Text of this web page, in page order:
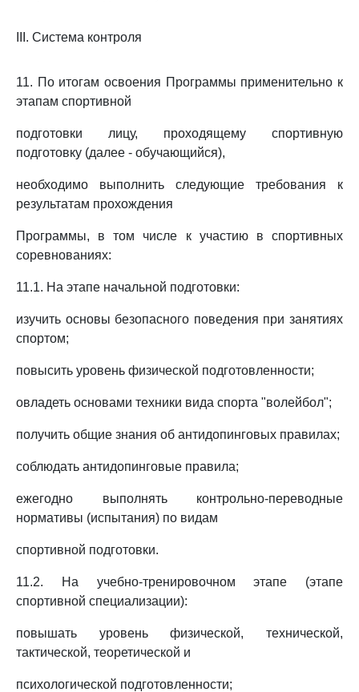
III. Система контроля
11. По итогам освоения Программы применительно к
этапам спортивной
подготовки лицу, проходящему спортивную
подготовку (далее - обучающийся),
необходимо выполнить следующие требования к
результатам прохождения
Программы, в том числе к участию в спортивных
соревнованиях:
11.1. На этапе начальной подготовки:
изучить основы безопасного поведения при занятиях
спортом;
повысить уровень физической подготовленности;
овладеть основами техники вида спорта "волейбол";
получить общие знания об антидопинговых правилах;
соблюдать антидопинговые правила;
ежегодно выполнять контрольно-переводные
нормативы (испытания) по видам
спортивной подготовки.
11.2. На учебно-тренировочном этапе (этапе
спортивной специализации):
повышать уровень физической, технической,
тактической, теоретической и
психологической подготовленности;